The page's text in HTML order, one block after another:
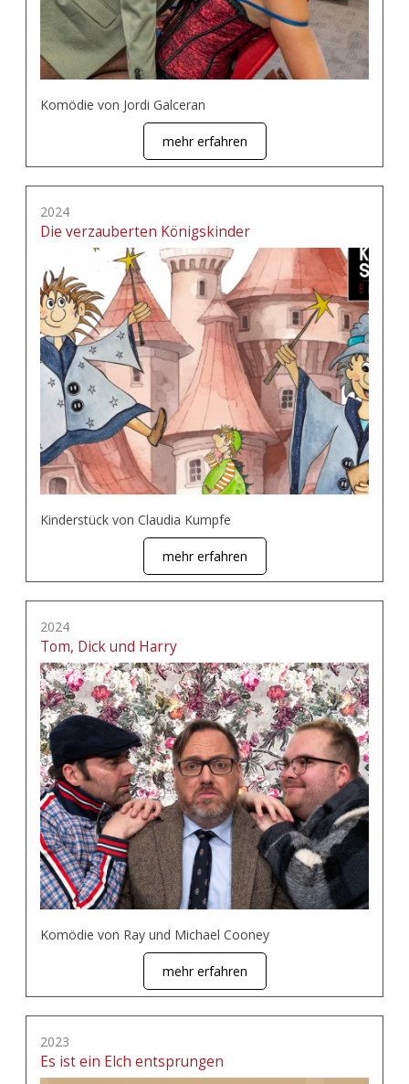
Komödie von Jordi Galceran
mehr erfahren
2024
Die verzauberten Königskinder
Kinderstück von Claudia Kumpfe
mehr erfahren
2024
Tom, Dick und Harry
Komödie von Ray und Michael Cooney
mehr erfahren
2023
Es ist ein Elch entsprungen